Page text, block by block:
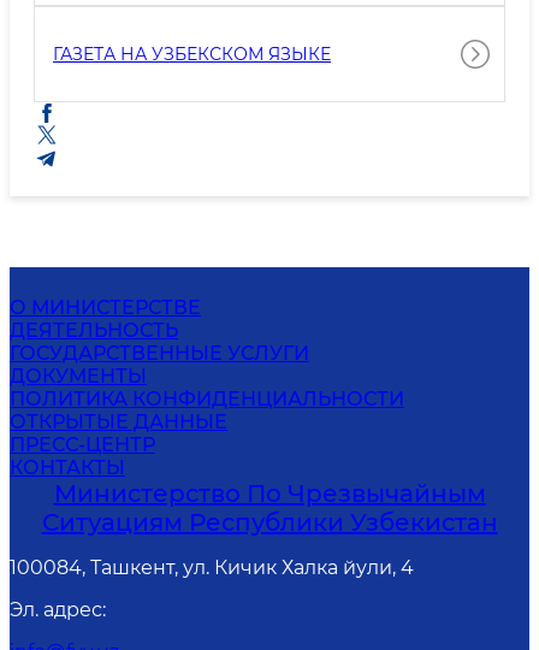
ГАЗЕТА НА УЗБЕКСКОМ ЯЗЫКЕ
О МИНИСТЕРСТВЕ
ДЕЯТЕЛЬНОСТЬ
ГОСУДАРСТВЕННЫЕ УСЛУГИ
ДОКУМЕНТЫ
ПОЛИТИКА КОНФИДЕНЦИАЛЬНОСТИ
ОТКРЫТЫЕ ДАННЫЕ
ПРЕСС-ЦЕНТР
КОНТАКТЫ
Министерство По Чрезвычайным
Ситуациям Республики Узбекистан
100084, Ташкент, ул. Кичик Халка йули, 4
Эл. адрес: